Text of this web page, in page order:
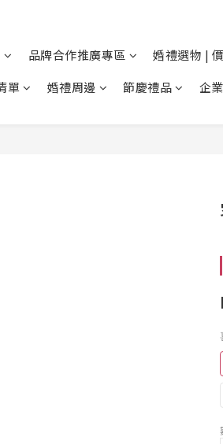
品牌合作推廣專區 婚禮選物 |
單 婚禮周邊 節慶禮品 企